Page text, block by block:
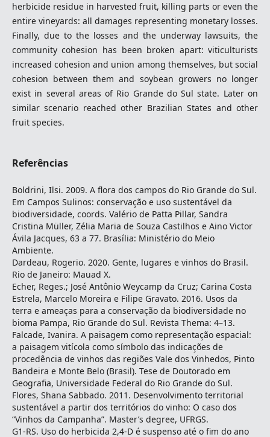
herbicide residue in harvested fruit, killing parts or even the
entire vineyards: all damages representing monetary losses.
Finally, due to the losses and the underway lawsuits, the
community cohesion has been broken apart: viticulturists
increased cohesion and union among themselves, but social
cohesion between them and soybean growers no longer
exist in several areas of Rio Grande do Sul state. Later on
similar scenario reached other Brazilian States and other
fruit species.
Referências
Boldrini, Ilsi. 2009. A flora dos campos do Rio Grande do Sul.
Em Campos Sulinos: conservação e uso sustentável da
biodiversidade, coords. Valério de Patta Pillar, Sandra
Cristina Müller, Zélia Maria de Souza Castilhos e Aino Victor
Ávila Jacques, 63 a 77. Brasília: Ministério do Meio
Ambiente.
Dardeau, Rogerio. 2020. Gente, lugares e vinhos do Brasil.
Rio de Janeiro: Mauad X.
Echer, Reges.; José Antônio Weycamp da Cruz; Carina Costa
Estrela, Marcelo Moreira e Filipe Gravato. 2016. Usos da
terra e ameaças para a conservação da biodiversidade no
bioma Pampa, Rio Grande do Sul. Revista Thema: 4–13.
Falcade, Ivanira. A paisagem como representação espacial:
a paisagem vitícola como símbolo das indicações de
procedência de vinhos das regiões Vale dos Vinhedos, Pinto
Bandeira e Monte Belo (Brasil). Tese de Doutorado em
Geografia, Universidade Federal do Rio Grande do Sul.
Flores, Shana Sabbado. 2011. Desenvolvimento territorial
sustentável a partir dos territórios do vinho: O caso dos
“Vinhos da Campanha”. Master’s degree, UFRGS.
G1-RS. Uso do herbicida 2,4-D é suspenso até o fim do ano